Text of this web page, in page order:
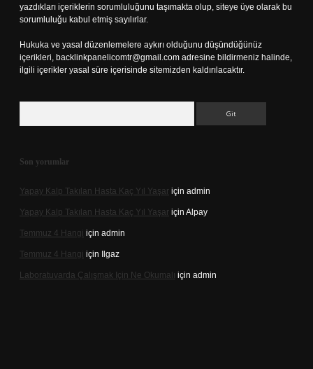
yazdıkları içeriklerin sorumluluğunu taşımakta olup, siteye üye olarak bu
sorumluluğu kabul etmiş sayılırlar.
Hukuka ve yasal düzenlemelere aykırı olduğunu düşündüğünüz
içerikleri, backlinkpanelicomtr@gmail.com adresine bildirmeniz halinde,
ilgili içerikler yasal süre içerisinde sitemizden kaldırılacaktır.
Son yorumlar
Yapay Kalp Takılan Hasta Kaç Yıl Yaşar için admin
Yapay Kalp Takılan Hasta Kaç Yıl Yaşar için Alpay
Temmuz 4 Hangi için admin
Temmuz 4 Hangi için Ilgaz
Laboratuvarda Çalışmak Için Ne Okumalı için admin